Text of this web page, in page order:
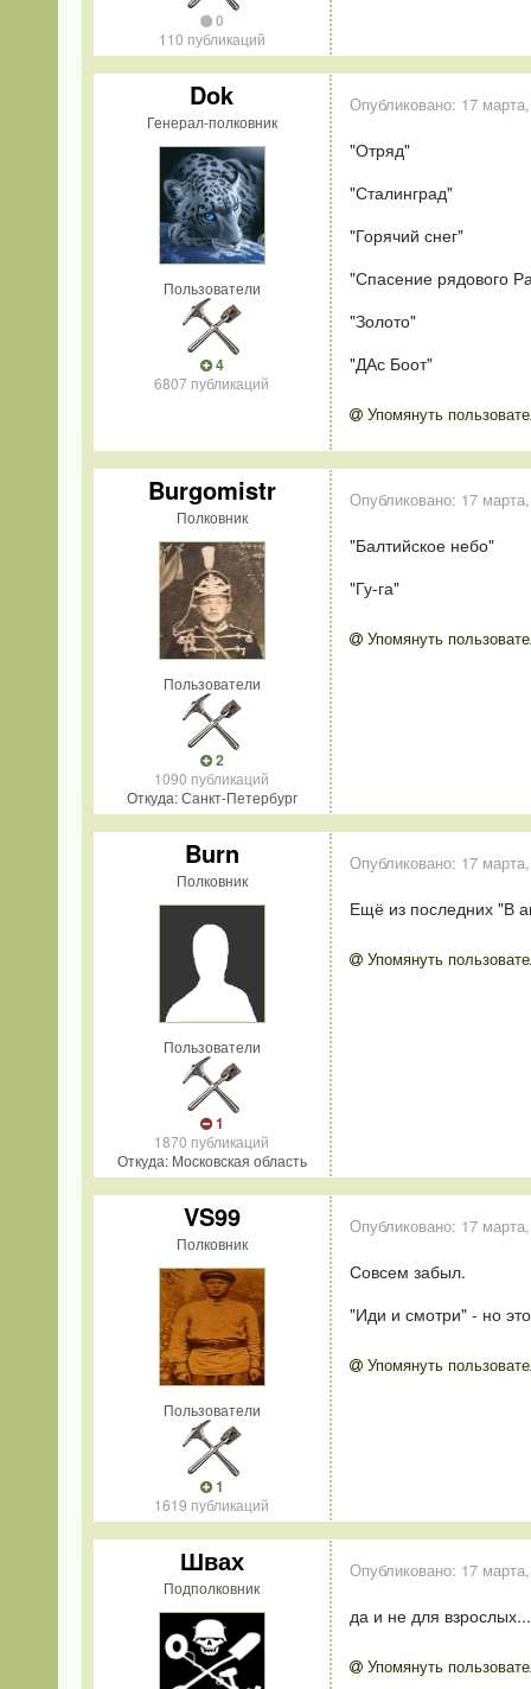
0
110 публикаций
Dok
Генерал-полковник
Пользователи
4
6807 публикаций
Опубликовано: 17
"Отряд"
"Сталинград"
"Горячий снег"
"Спасение рядового
"Золото"
"ДАс Боот"
Упомянуть
Burgomistr
Полковник
Пользователи
2
1090 публикаций
Откуда: Санкт-Петербург
Опубликовано: 17
"Балтийское небо"
"Гу-га"
Упомянуть
Burn
Полковник
Пользователи
1
1870 публикаций
Откуда: Московская область
Опубликовано: 17
Ещё из последних "В
Упомянуть
VS99
Полковник
Пользователи
1
1619 публикаций
Опубликовано: 17
Совсем забыл.
"Иди и смотри" - но
Упомянуть
Швах
Подполковник
Опубликовано: 17
да и не для взрослых...
Упомянуть